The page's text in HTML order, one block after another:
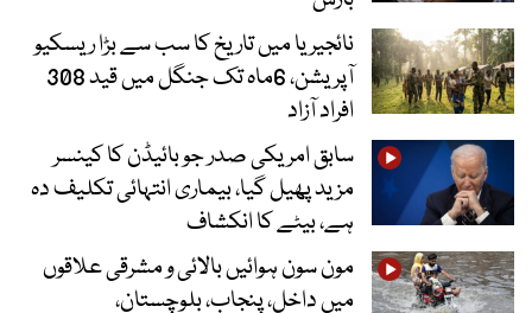
نائجیریا میں تاریخ کا سب سے بڑا ریسکیو
آپریشن، 6ماہ تک جنگل میں قید 308
افراد آزاد
سابق امریکی صدر جو بائیڈن کا کینسر
مزید پھیل گیا، بیماری انتہائی تکلیف دہ
ہے، بیٹے کا انکشاف
مون سون ہوائیں بالائی و مشرقی علاقوں
میں داخل، پنجاب، بلوچستان،